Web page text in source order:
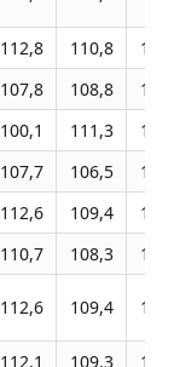
112,8 110,8
107,8 108,8
100,1 111,3
107,7 106,5
112,6 109,4
110,7 108,3
112,6 109,4
112,1 109,3